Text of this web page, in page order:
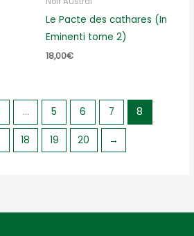
Le Pacte des cathares (In
Eminenti tome 2)
18,00€
… 5 6 7 8
18 19 20 →